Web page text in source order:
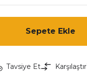
Sepete Ekle
Tavsiye Et Karşılaştır